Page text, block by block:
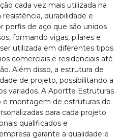
cada vez mais utilizada na
durabilidade e
perfis de aço que são unidos
formando vigas, pilares e
utilizada em diferentes tipos
comerciais e residenciais até
Além disso, a estrutura de
de projeto, possibilitando a
variados. A Aportte Estruturas
e montagem de estruturas de
para cada projeto.
qualificados e
garante a qualidade e